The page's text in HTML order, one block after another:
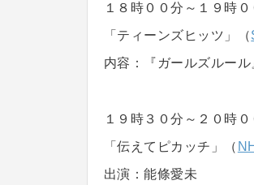
１８時００分～１９時０
「ティーンズヒッツ」（
内容：『ガールズルール
１９時３０分～２０時０
「伝えてピカッチ」（
出演：能條愛未